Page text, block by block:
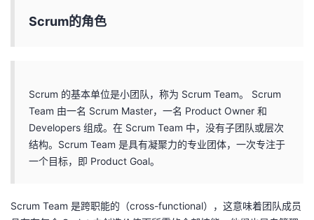
Scrum的角色
Scrum 的基本单位是小团队，称为 Scrum Team。 Scrum
Team 由一名 Scrum Master，一名 Product Owner 和
Developers 组成。在 Scrum Team 中，没有子团队或层次
结构。Scrum Team 是具有凝聚力的专业团体，一次专注于
一个目标，即 Product Goal。
Scrum Team 是跨职能的（cross-functional），这意味着团队成员